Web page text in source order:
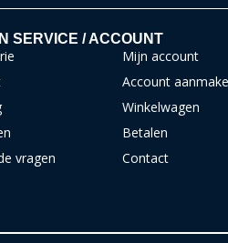
SERVICE / ACCOUNT
vragen
Mijn account
Account
Winkelwagen
Betalen
Contact